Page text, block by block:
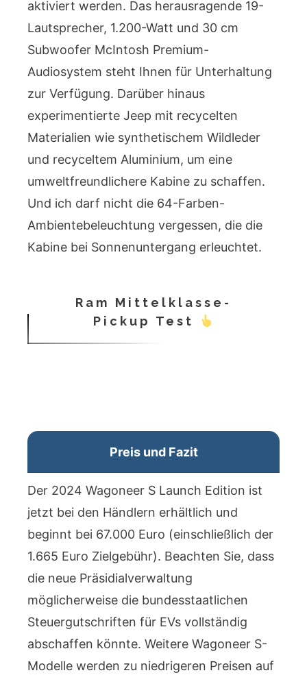
aktiviert werden. Das herausragende 19-
Lautsprecher, 1.200-Watt und 30 cm
Subwoofer McIntosh Premium-
Audiosystem steht Ihnen für Unterhaltung
zur Verfügung. Darüber hinaus
experimentierte Jeep mit recycelten
Materialien wie synthetischem Wildleder
und recyceltem Aluminium, um eine
umweltfreundlichere Kabine zu schaffen.
Und ich darf nicht die 64-Farben-
Ambientebeleuchtung vergessen, die die
Kabine bei Sonnenuntergang erleuchtet.
Ram Mittelklasse-
Pickup Test
Preis und Fazit
Der 2024 Wagoneer S Launch Edition ist
jetzt bei den Händlern erhältlich und
beginnt bei 67.000 Euro (einschließlich der
1.665 Euro Zielgebühr). Beachten Sie, dass
die neue Präsidialverwaltung
möglicherweise die bundesstaatlichen
Steuergutschriften für EVs vollständig
abschaffen könnte. Weitere Wagoneer S-
Modelle werden zu niedrigeren Preisen auf